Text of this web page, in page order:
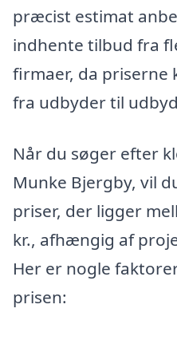
præcist estimat
indhente tilbud fra
firmaer, da priserne
fra udbyder til
Når du søger efter
Munke Bjergby, vil
priser, der ligger
kr., afhængig af
Her er nogle
prisen: